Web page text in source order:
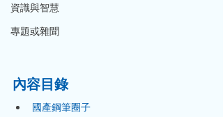
資識與智慧
專題或雜聞
內容目錄
國產鋼筆圈子